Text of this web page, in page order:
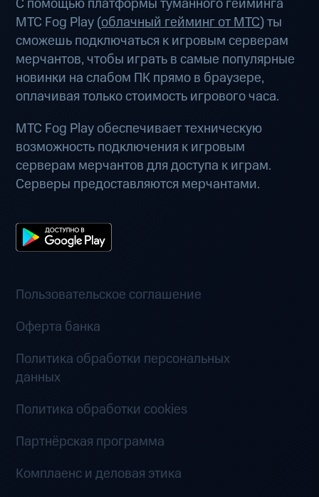
С помощью платформы туманного гейминга
МТС Fog Play (облачный гейминг от МТС) ты
сможешь подключаться к игровым серверам
мерчантов, чтобы играть в самые популярные
новинки на слабом ПК прямо в браузере,
оплачивая только стоимость игрового часа.
МТС Fog Play обеспечивает техническую
возможность подключения к игровым
серверам мерчантов для доступа к играм.
Серверы предоставляются мерчантами.
Пользовательское соглашение
Оферта банка
Политика обработки персональных
данных
Политика обработки cookies
Партнёрская программа
Комплаенс и деловая этика